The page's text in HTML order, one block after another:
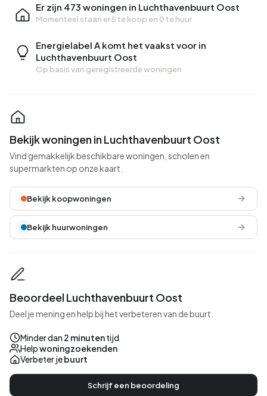
Er zijn 473 woningen in Luchthavenbuurt Oost
Momenteel staan er5 te koop en 0 te huur
Energielabel A komt het vaakst voor in
Luchthavenbuurt Oost
Op basis van geregistreerde woningen
Bekijk woningen in Luchthavenbuurt Oost
Vind gemakkelijk beschikbare woningen, scholen en
supermarkten op onze kaart.
Bekijk koopwoningen
Bekijk huurwoningen
Beoordeel Luchthavenbuurt Oost
Deel je mening en help bij het verbeteren van de buurt.
Minder dan 2 minutentijd
Helpwoningzoekenden
Verbeter jebuurt
Schrijf een beoordeling